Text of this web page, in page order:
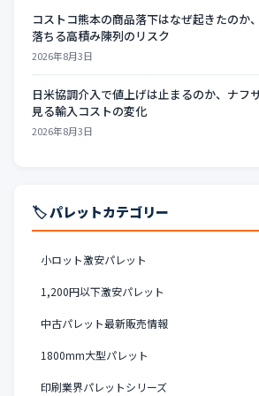
コストコ熊本の商品落下はなぜ起きたのか
落ちる高積み陳列のリスク
2026年8月3日
日米協調介入で値上げは止まるのか、ナフ
見る輸入コストの変化
2026年8月3日
🏷️ パレットカテゴリー
小ロット激安パレット
1,200円以下激安パレット
中古パレット最新販売情報
1800mm大型パレット
印刷業界パレットシリーズ